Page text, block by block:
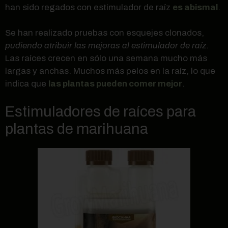
han sido regados con estimulador de raíz es abismal.
Se han realizado pruebas con esquejes clonados,
pudiendo atribuir las mejoras al estimulador de raíz.
Las raíces crecen en sólo una semana mucho más
largas y anchas. Muchos más pelos en la raíz, lo que
indica que las plantas pueden comer mejor.
Estimuladores de raíces para
plantas de marihuana